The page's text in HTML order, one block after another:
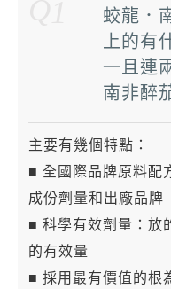
蛟龍．
上的有
一且連
南非醉
主要有幾個特點：
■ 全國際品牌原料配
成份劑量和出廠品牌
■ 科學有效劑量：放
的有效量
■ 採用最有價值的根